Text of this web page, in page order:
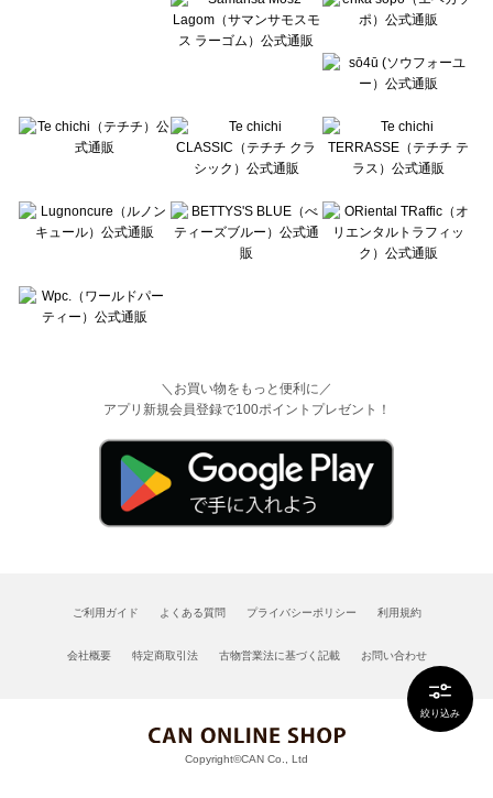
絞り込み
＼お買い物をもっと便利に／
アプリ新規会員登録で100ポイントプレゼント！
ご利用ガイド よくある質問 プライバシーポリシー 利用規約
会社概要 特定商取引法 古物営業法に基づく記載 お問い合わせ
Copyright©CAN Co., Ltd